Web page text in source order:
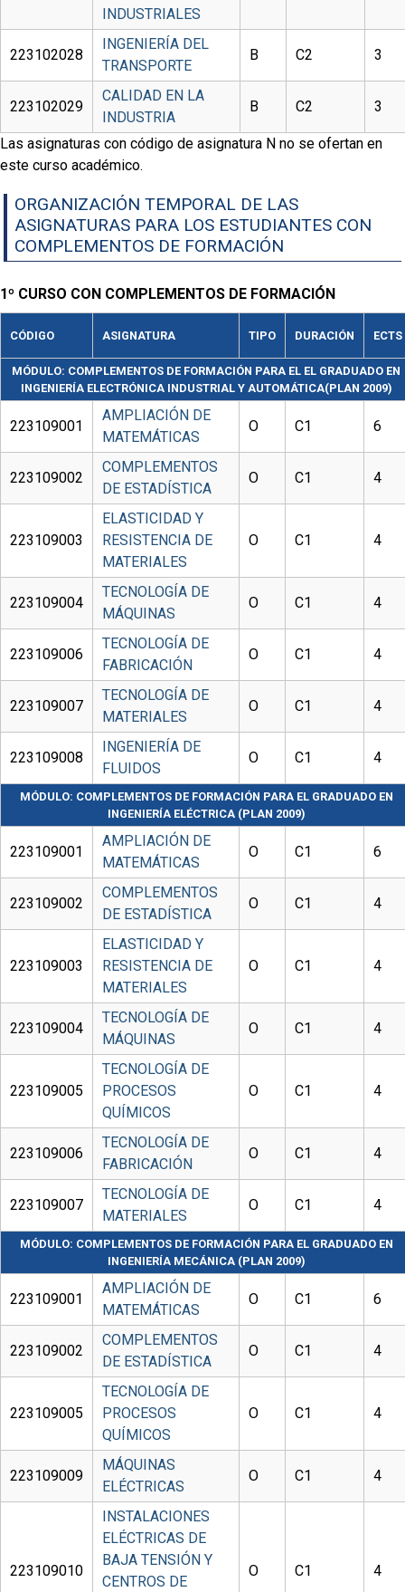
INDUSTRIALES
223102028
INGENIERÍA DEL
TRANSPORTE
B C2 3
223102029
CALIDAD EN LA
INDUSTRIA
B C2 3
Las asignaturas con código de asignatura N no se ofertan en
este curso académico.
ORGANIZACIÓN TEMPORAL DE LAS
ASIGNATURAS PARA LOS ESTUDIANTES CON
COMPLEMENTOS DE FORMACIÓN
1º CURSO CON COMPLEMENTOS DE FORMACIÓN
CÓDIGO ASIGNATURA TIPO DURACIÓN ECTS
MÓDULO: COMPLEMENTOS DE FORMACIÓN PARA EL EL GRADUADO EN
INGENIERÍA ELECTRÓNICA INDUSTRIAL Y AUTOMÁTICA(PLAN 2009)
223109001
AMPLIACIÓN DE
MATEMÁTICAS
O C1 6
223109002
COMPLEMENTOS
DE ESTADÍSTICA
O C1 4
223109003
ELASTICIDAD Y
RESISTENCIA DE
MATERIALES
O C1 4
223109004
TECNOLOGÍA DE
MÁQUINAS
O C1 4
223109006
TECNOLOGÍA DE
FABRICACIÓN
O C1 4
223109007
TECNOLOGÍA DE
MATERIALES
O C1 4
223109008
INGENIERÍA DE
FLUIDOS
O C1 4
MÓDULO: COMPLEMENTOS DE FORMACIÓN PARA EL GRADUADO EN
INGENIERÍA ELÉCTRICA (PLAN 2009)
223109001
AMPLIACIÓN DE
MATEMÁTICAS
O C1 6
223109002
COMPLEMENTOS
DE ESTADÍSTICA
O C1 4
223109003
ELASTICIDAD Y
RESISTENCIA DE
MATERIALES
O C1 4
223109004
TECNOLOGÍA DE
MÁQUINAS
O C1 4
223109005
TECNOLOGÍA DE
PROCESOS
QUÍMICOS
O C1 4
223109006
TECNOLOGÍA DE
FABRICACIÓN
O C1 4
223109007
TECNOLOGÍA DE
MATERIALES
O C1 4
MÓDULO: COMPLEMENTOS DE FORMACIÓN PARA EL GRADUADO EN
INGENIERÍA MECÁNICA (PLAN 2009)
223109001
AMPLIACIÓN DE
MATEMÁTICAS
O C1 6
223109002
COMPLEMENTOS
DE ESTADÍSTICA
O C1 4
223109005
TECNOLOGÍA DE
PROCESOS
QUÍMICOS
O C1 4
223109009
MÁQUINAS
ELÉCTRICAS
O C1 4
223109010
INSTALACIONES
ELÉCTRICAS DE
BAJA TENSIÓN Y
CENTROS DE
O C1 4